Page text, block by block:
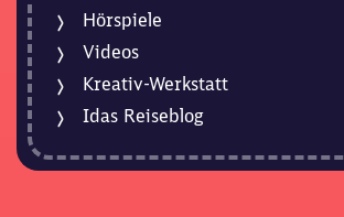
Hörspiele
Videos
Kreativ-Werkstatt
Idas Reiseblog